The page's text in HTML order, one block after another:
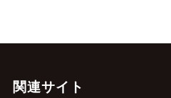
関連サイト